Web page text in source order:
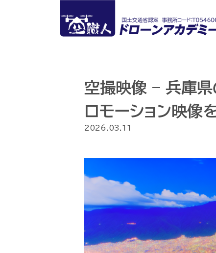
空撮映像 – 兵庫県
ロモーション映像
2026.03.11